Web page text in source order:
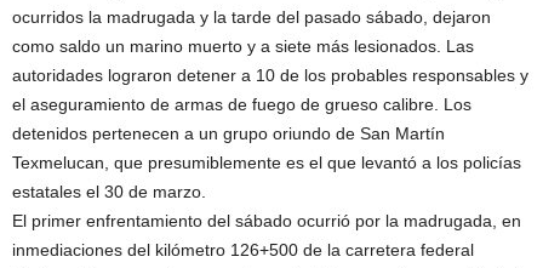
ocurridos la madrugada y la tarde del pasado sábado, dejaron
como saldo un marino muerto y a siete más lesionados. Las
autoridades lograron detener a 10 de los probables responsables y
el aseguramiento de armas de fuego de grueso calibre. Los
detenidos pertenecen a un grupo oriundo de San Martín
Texmelucan, que presumiblemente es el que levantó a los policías
estatales el 30 de marzo.
El primer enfrentamiento del sábado ocurrió por la madrugada, en
inmediaciones del kilómetro 126+500 de la carretera federal